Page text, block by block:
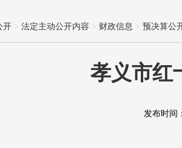
开 > 法定主动公开内容 > 财政信息 > 预决算公
孝义市红
发布时间